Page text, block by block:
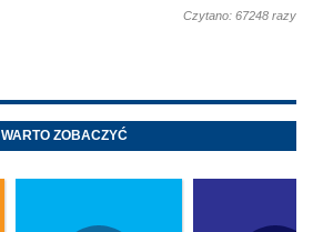
Czytano: 67248 razy
WARTO ZOBACZYĆ